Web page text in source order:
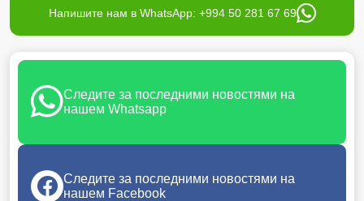
Напишите нам в WhatsApp: +994 50 281 67 69
Следите за последними новостями на
нашем Whatsapp
Следите за последними новостями на
нашем Facebook